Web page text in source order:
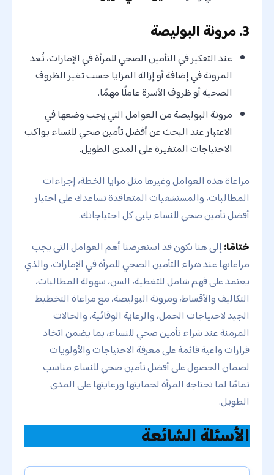
3. مرونة البوليصة
عند التفكير في التأمين الصحي للمرأة في الإمارات، تُعد
المرونة في إضافة أو إزالة المزايا حسب تغير الظروف
الصحية أو ظروف الأسرة عاملًا مهمًا.
مرونة البوليصة من العوامل التي يجب وضعها في
الاعتبار عند البحث عن أفضل تأمين صحي للنساء يواكب
الاحتياجات المتغيرة على المدى الطويل.
مراعاة هذه العوامل وغيرها مثل مزايا الخطة، إجراءات
المطالبات، والمستشفيات المتعاقدة تساعدك على اختيار
أفضل تأمين صحي للنساء يلبي كل احتياجاتك.
ختامًا؛إلى هنا نكون قد استعرضنا أهم العوامل التي يجب
مراعاتها عند شراء التأمين الصحي للمرأة في الإمارات، والذي
يعتمد على فهم شامل للتغطية، السن، سهولة المطالبات،
التكاليف والأقساط، ومرونة البوليصة، مع مراعاة التخطيط
الجيد لاحتياجات الحمل، والرعاية الوقائية، والحالات
المزمنة عند شراء تأمين صحي للنساء، بما يضمن اتخاذ
قرارات واعية قائمة على معرفة الاحتياجات والأولويات
لضمان الحصول على أفضل تأمين صحي للنساء مناسب
تمامًا لما تحتاجه المرأة لحمايتها ورعايتها على المدى
الطويل.
الأسئلة الشائعة